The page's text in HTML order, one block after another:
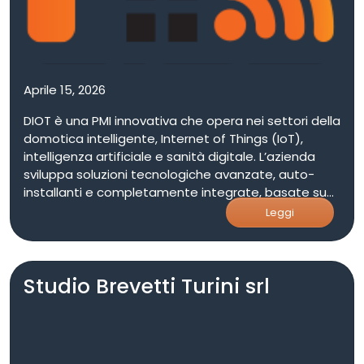
sostenibile. L’adesione favorisce collaborazioni con
imprese e centri di ricerca, valorizzando
Aprile 15, 2026
DIOT è una PMI innovativa che opera nei settori della
domotica intelligente, Internet of Things (IoT),
intelligenza artificiale e sanità digitale. L’azienda
sviluppa soluzioni tecnologiche avanzate, auto-
installanti e completamente integrate, basate su
modelli predittivi e generativi per Digital Twin. DIOT
affianca alle attività di ricerca e sviluppo un’offerta
completa di servizi per la trasformazione digitale
delle imprese, che include consulenza strategica,
consulenza software, sviluppo software custom
Leggi
Studio Brevetti Turini srl